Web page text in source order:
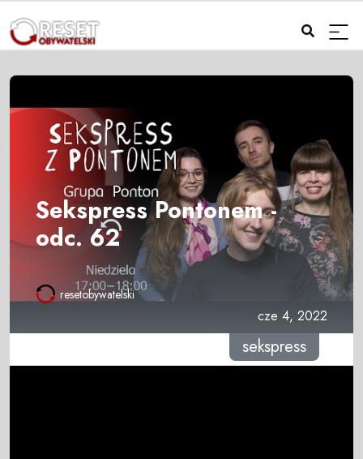
Sekspress Pontonem -
odc. 62
resetobywatelski
cze 4, 2022
sekspress